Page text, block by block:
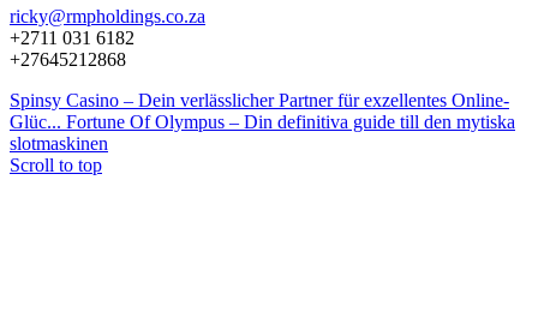
ricky@rmpholdings.co.za
+2711 031 6182
+27645212868
Spinsy Casino – Dein verlässlicher Partner für exzellentes Online-
Glüc... Fortune Of Olympus – Din definitiva guide till den mytiska
slotmaskinen
Scroll to top